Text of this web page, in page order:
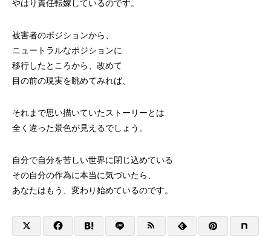
やはり責任転嫁しているのです。
被害者のポジションから、
ニュートラルなポジションに
移行したところから、改めて
目の前の現実を眺めてみれば、
それまで思い描いていたストーリーとは
全く違った景色が見えるでしょう。
自分で自分を苦しい世界に閉じ込めている
その自分の作為に本当に気づいたら、
あなたはもう、変わり始めているのです。